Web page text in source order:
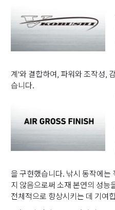
계'와 결합하여, 파워와 조작성,
습니다.
을 구현했습니다. 낚시 동작에는
지 않음으로써 소재 본연의 성능
전체적으로 향상시키는 데 기여